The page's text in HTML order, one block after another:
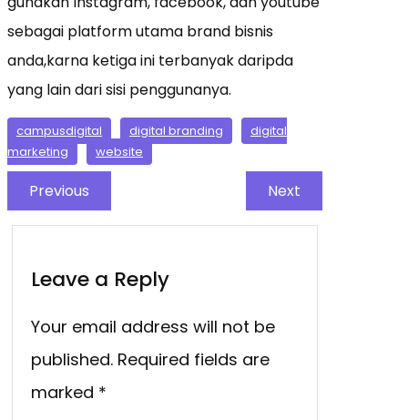
sebagai platform utama brand bisnis
anda,karna ketiga ini terbanyak daripda
yang lain dari sisi penggunanya.
campusdigital digital branding
digital
marketing
website
Previous Next
Leave a Reply
Your email address will not be
published. Required fields are
marked *